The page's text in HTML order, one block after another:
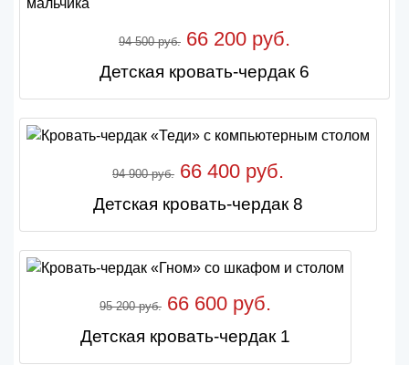
94 500 руб. 66 200 руб.
Детская кровать-чердак 6
94 900 руб. 66 400 руб.
Детская кровать-чердак 8
95 200 руб. 66 600 руб.
Детская кровать-чердак 1